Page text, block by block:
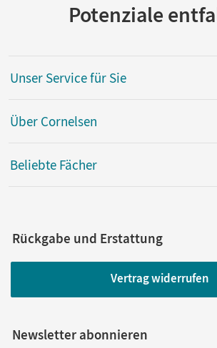
Potenziale
Unser Service für Sie
Über Cornelsen
Beliebte Fächer
Rückgabe und Erstattung
Vertrag widerrufen
Newsletter abonnieren